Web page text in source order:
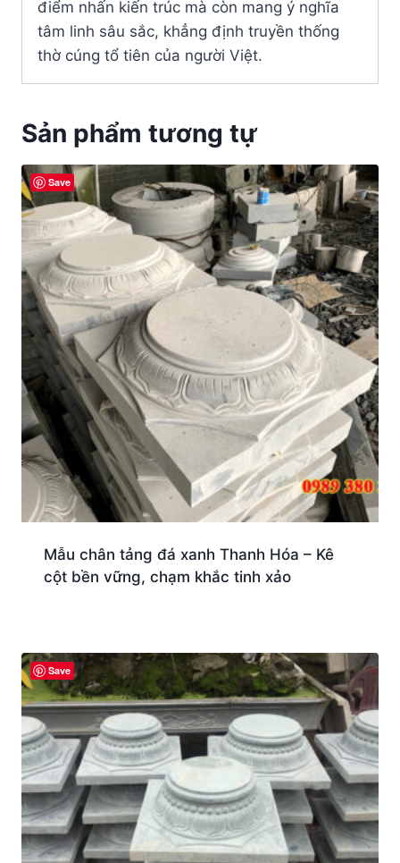
điểm nhấn kiến trúc mà còn mang ý nghĩa
tâm linh sâu sắc, khẳng định truyền thống
thờ cúng tổ tiên của người Việt.
Sản phẩm tương tự
Save
Mẫu chân tảng đá xanh Thanh Hóa – Kê
cột bền vững, chạm khắc tinh xảo
Save